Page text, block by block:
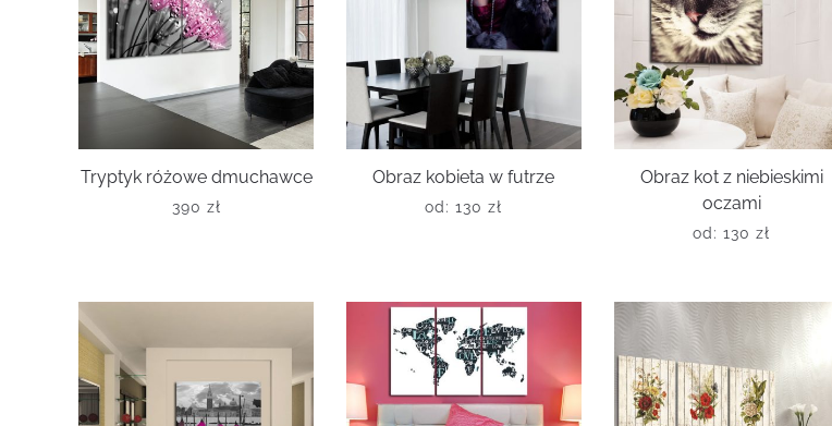
Tryptyk różowe dmuchawce
390 zł
Obraz kobieta w futrze
od:130zł
Obraz kot z niebieskimi
oczami
od:130zł